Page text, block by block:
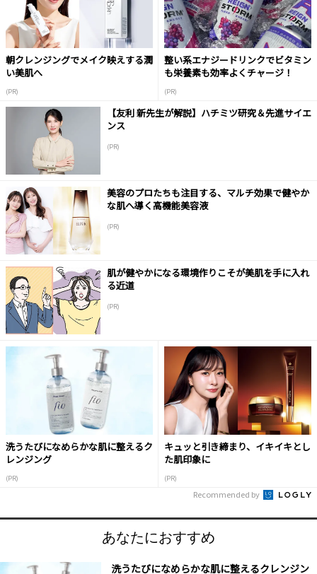
朝クレンジングでメイク映えする潤
い美肌へ
(PR)
整い系エナジードリンクでビタミン
も栄養素も効率よくチャージ！
(PR)
【友利 新先生が解説】ハチミツ研究＆先進サイエ
ンス
(PR)
美容のプロたちも注目する、マルチ効果で健やか
な肌へ導く高機能美容液
(PR)
肌が健やかになる環境作りこそが美肌を手に入れ
る近道
(PR)
洗うたびになめらかな肌に整えるク
レンジング
(PR)
キュッと引き締まり、イキイキとし
た肌印象に
(PR)
Recommended by
あなたにおすすめ
洗うたびになめらかな肌に整えるクレンジン